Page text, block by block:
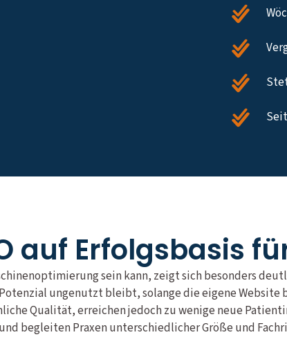
auf Erfolgsbasis
sein kann, zeigt sich besonders
ungenutzt bleibt, solange die eigene Website
Qualität, erreichen jedoch zu wenige neue
begleiten Praxen unterschiedlicher Größe und